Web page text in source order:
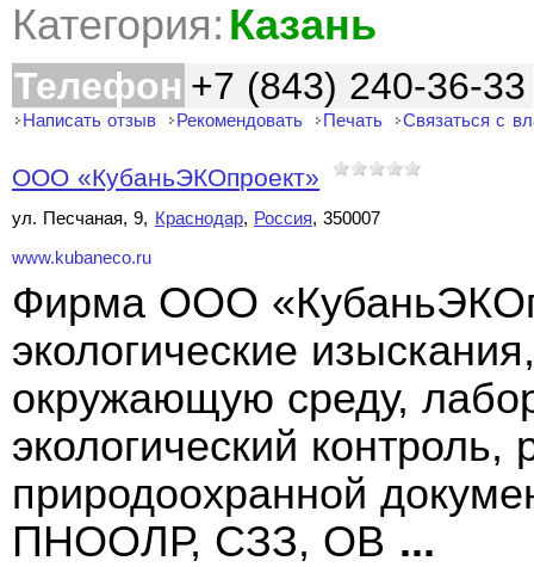
Категория: Казань
Телефон +7 (843) 240-36-33
Написать отзыв Рекомендовать Печать Связаться с
ООО «КубаньЭКОпроект»
ул. Песчаная, 9, Краснодар, Россия, 350007
www.kubaneco.ru
Фирма ООО
экологические
окружающую среду,
экологический
природоохранной
ПНООЛР, СЗЗ, ОВ ...